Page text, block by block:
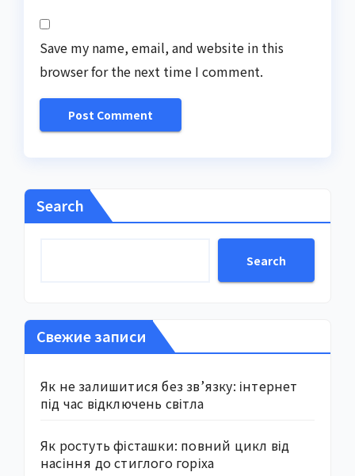
Save my name, email, and website in this
browser for the next time I comment.
Search
Search
Свежие записи
Як не залишитися без зв’язку: інтернет
під час відключень світла
Як ростуть фісташки: повний цикл від
насіння до стиглого горіха